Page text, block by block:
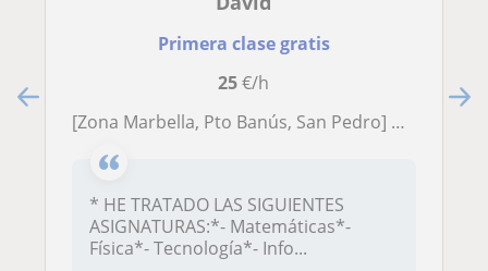
Primera clase gratis
25€/h
[Zona Marbella, Pto Banús, San Pedro] Clases particulares: Matemáticas, Física, Tecnología, Informática, Telecomunicaciones, Electrónica
* HE TRATADO LAS SIGUIENTES
ASIGNATURAS:*- Matemáticas*-
Física*- Tecnología*- Info...